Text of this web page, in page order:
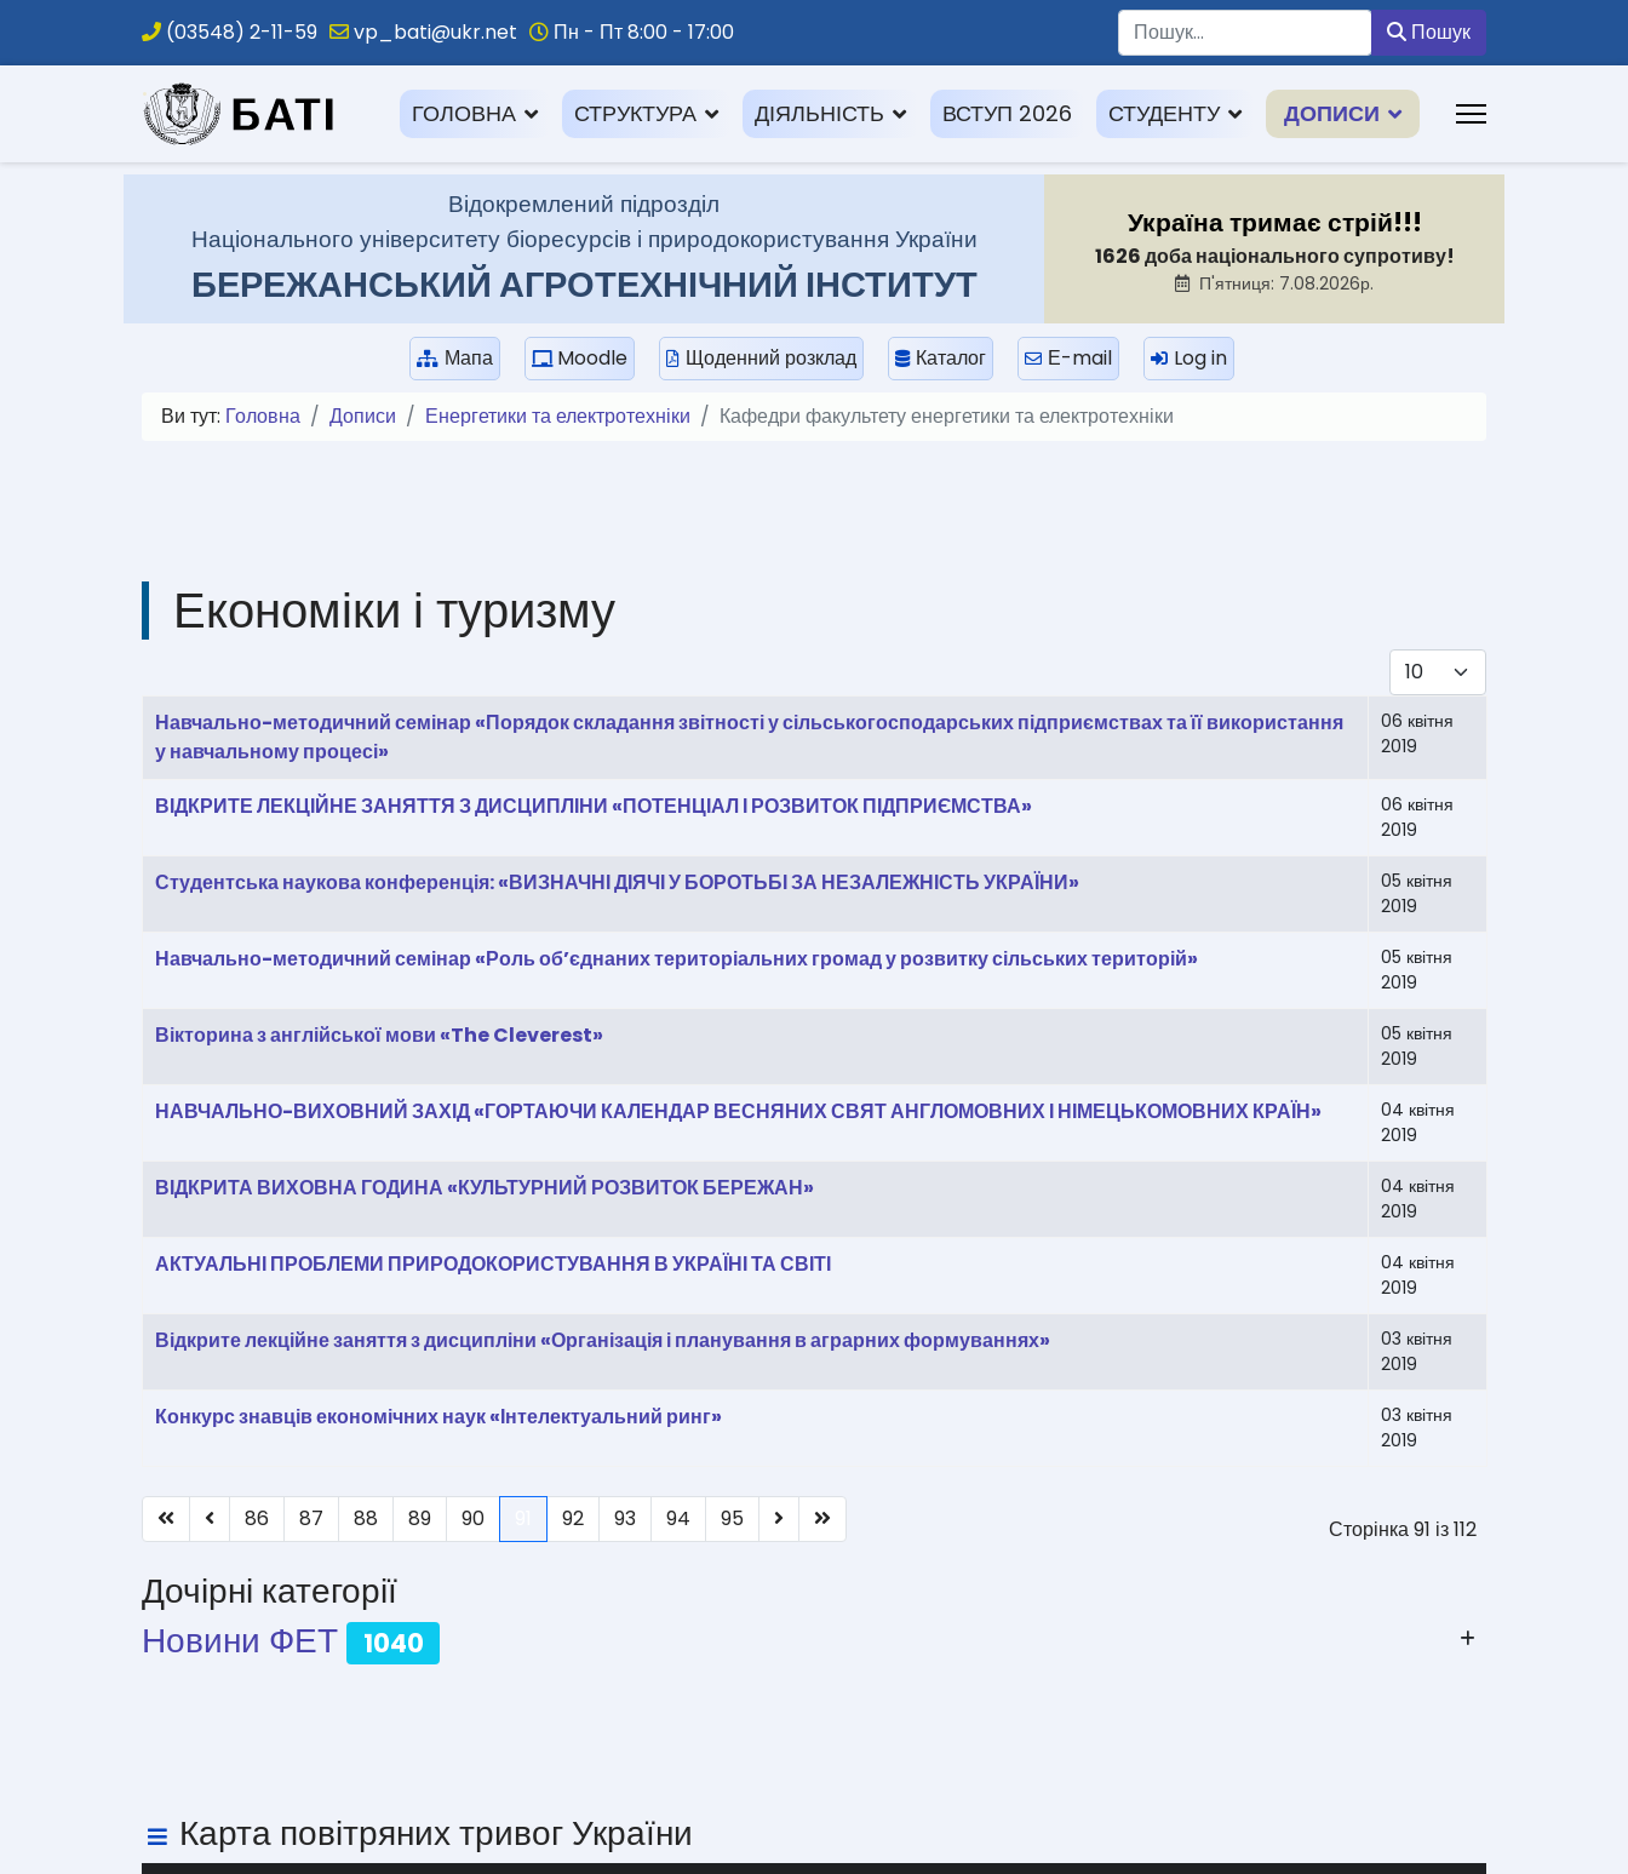
(03548) 2-11-59 vp_bati@ukr.net Пн - Пт 8:00 - 17:00 Пошук
.
ГОЛОВНА СТРУКТУРА ДІЯЛЬНІСТЬ ВСТУП 2026 СТУДЕНТУ ДОПИСИ
Відокремлений підрозділ
Національного університету біоресурсів і природокористування України
БЕРЕЖАНСЬКИЙ АГРОТЕХНІЧНИЙ ІНСТИТУТ
Україна тримає стрій!!!
1626 доба національного супротиву!
П'ятниця: 7.08.2026р.
Мапа Moodle Щоденний розклад Каталог Е-mail Log in
Ви тут: Головна Дописи Енергетики та електротехніки Кафедри факультету енергетики та електротехніки
Економіки і туризму
Показувати
Таблиця статей
Заголовок Дата створення
Навчально-методичний семінар «Порядок складання звітності у сільськогосподарських підприємствах та її використання
у навчальному процесі»
06 квітня
2019
ВІДКРИТЕ ЛЕКЦІЙНЕ ЗАНЯТТЯ З ДИСЦИПЛІНИ «ПОТЕНЦІАЛ І РОЗВИТОК ПІДПРИЄМСТВА»
06 квітня
2019
Студентська наукова конференція: «ВИЗНАЧНІ ДІЯЧІ У БОРОТЬБІ ЗА НЕЗАЛЕЖНІСТЬ УКРАЇНИ»
05 квітня
2019
Навчально-методичний семінар «Роль об’єднаних територіальних громад у розвитку сільських територій»
05 квітня
2019
Вікторина з англійської мови «The Cleverest»
05 квітня
2019
НАВЧАЛЬНО-ВИХОВНИЙ ЗАХІД «ГОРТАЮЧИ КАЛЕНДАР ВЕСНЯНИХ СВЯТ АНГЛОМОВНИХ І НІМЕЦЬКОМОВНИХ КРАЇН»
04 квітня
2019
ВІДКРИТА ВИХОВНА ГОДИНА «КУЛЬТУРНИЙ РОЗВИТОК БЕРЕЖАН»
04 квітня
2019
АКТУАЛЬНІ ПРОБЛЕМИ ПРИРОДОКОРИСТУВАННЯ В УКРАЇНІ ТА СВІТІ
04 квітня
2019
Відкрите лекційне заняття з дисципліни «Організація і планування в аграрних формуваннях»
03 квітня
2019
Конкурс знавців економічних наук «Інтелектуальний ринг»
03 квітня
2019
Сторінка 91 із 112
86 87 88 89 90 92 93 94 95
Дочірні категорії
Новини ФЕТ
1040
Карта повітряних тривог України